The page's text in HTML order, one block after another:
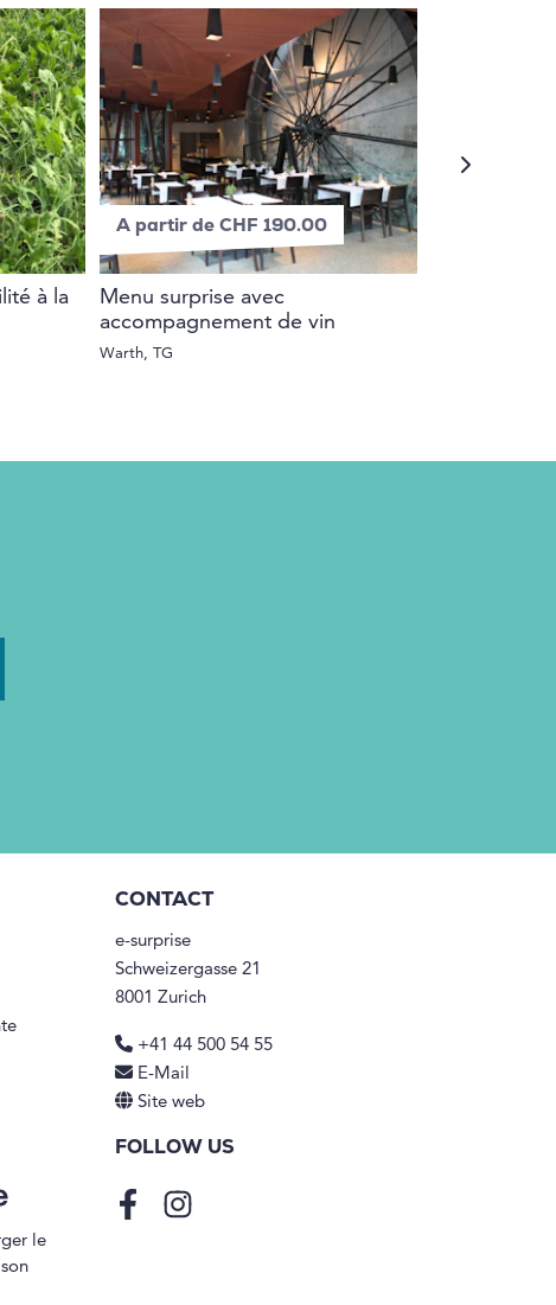
à la
A partir de CHF 190.00
Menu surprise avec
accompagnement de vin
Warth, TG
le
CONTACT
e-surprise
Schweizergasse 21
8001 Zurich
+41 44 500 54 55
E-Mail
Site web
FOLLOW US
FacebookInstagram